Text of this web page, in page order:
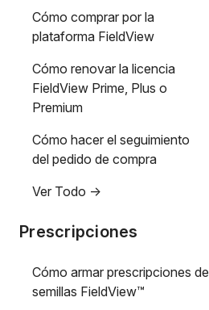
Cómo comprar por la
plataforma FieldView
Cómo renovar la licencia
FieldView Prime, Plus o
Premium
Cómo hacer el seguimiento
del pedido de compra
Ver Todo ->
Prescripciones
Cómo armar prescripciones de
semillas FieldView™